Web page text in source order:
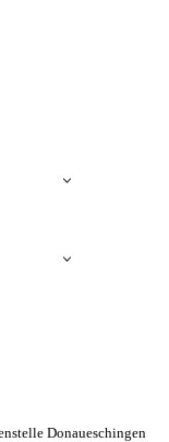
Donaueschingen